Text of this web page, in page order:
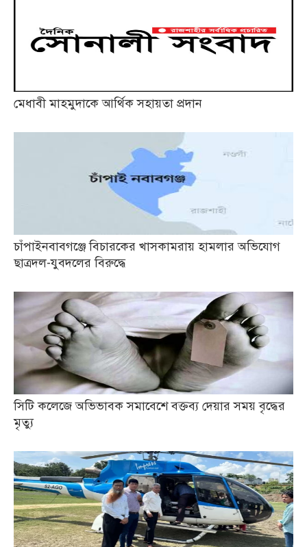
মেধাবী মাহমুদাকে আর্থিক সহায়তা প্রদান
চাঁপাইনবাবগঞ্জে বিচারকের খাসকামরায় হামলার অভিযোগ
ছাত্রদল-যুবদলের বিরুদ্ধে
সিটি কলেজে অভিভাবক সমাবেশে বক্তব্য দেয়ার সময় বৃদ্ধের
মৃত্যু